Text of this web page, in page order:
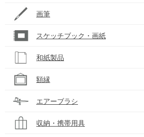
画筆
スケッチブック・画紙
和紙製品
額縁
エアーブラシ
収納・携帯用具